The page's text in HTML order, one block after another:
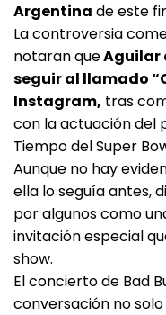
Argentina de este
La controversia
notaran queAguilar
seguir al llamado
Instagram, tras
con la actuación del
Tiempo del Super
Aunque no hay
ella lo seguía antes,
por algunos como
invitación especial
show.
El concierto de Bad
conversación no